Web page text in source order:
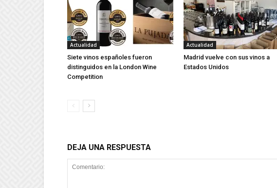
Actualidad
Siete vinos españoles fueron
distinguidos en la London Wine
Competition
Actualidad
Madrid vuelve con sus vinos a
Estados Unidos
DEJA UNA RESPUESTA